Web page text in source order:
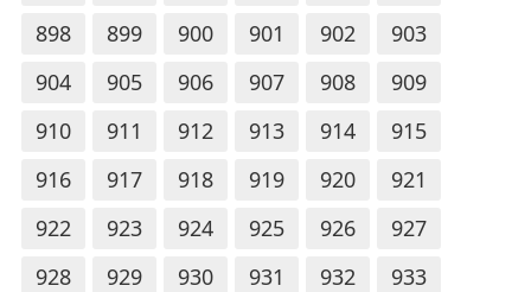
898
899 900 901 902
903
904
905 906 907 908
909
910
911 912 913 914
915
916
917 918 919 920
921
922
923 924 925 926
927
928
929 930 931 932
933